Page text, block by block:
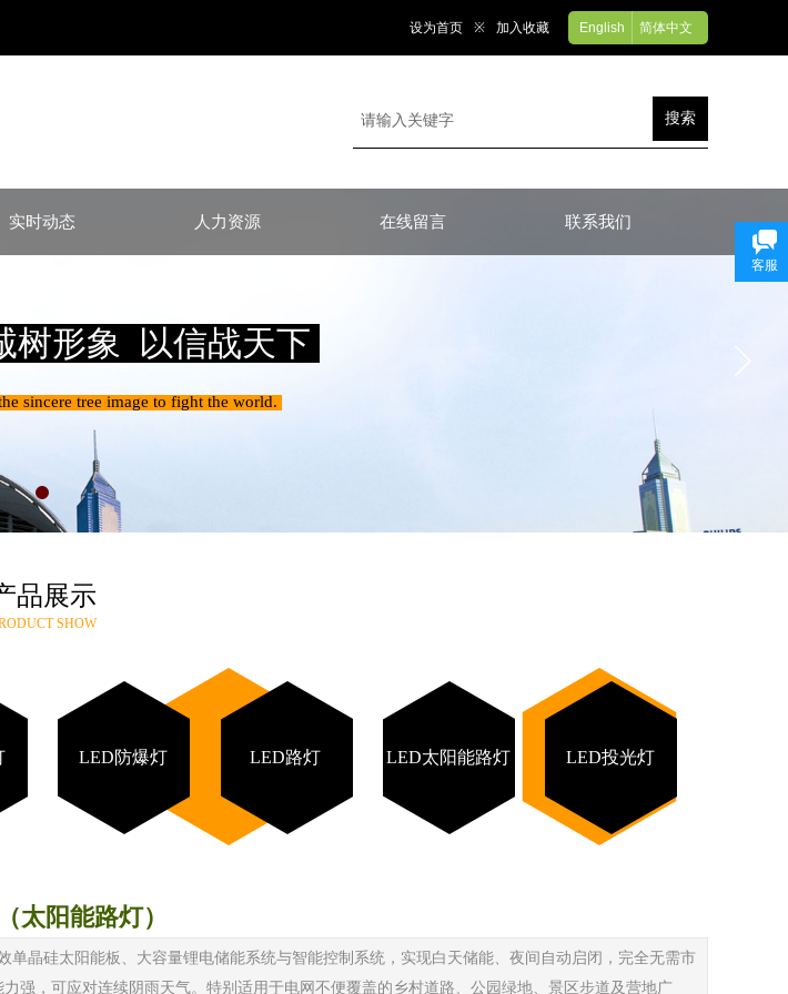
设为首页 ※ 加入收藏 English 简体中文
搜索
实时动态 人力资源 在线留言 联系我们
树形象 以信战天下
sincere tree image to fight the world.
品展示
SHOW
LED防爆灯 LED路灯 LED太阳能路灯 LED投光灯
太阳能路灯）
晶硅太阳能板、大容量锂电储能系统与智能控制系统，实现白天储能、夜间自动启闭，完全无需市
强，可应对连续阴雨天气。特别适用于电网不便覆盖的乡村道路、公园绿地、景区步道及营地广
客服